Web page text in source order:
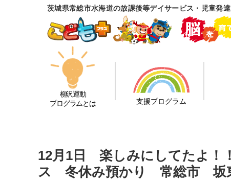
茨城県常総市水海道の放課後等デイサービス・児童発
柳沢運動
プログラムとは
支援プログラム
12月1日 楽しみにしてたよ
ス 冬休み預かり 常総市 坂